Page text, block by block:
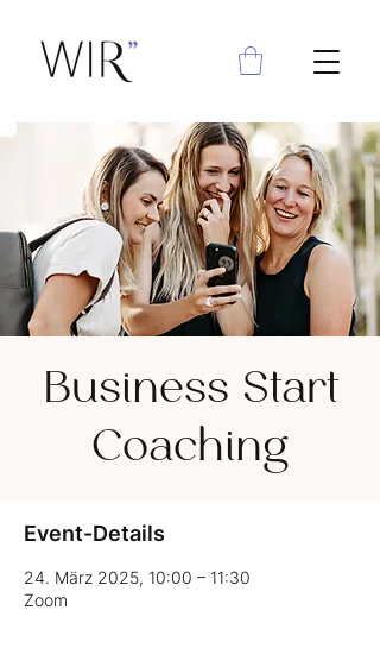
Business Start
Coaching
Event-Details
24. März 2025, 10:00 – 11:30
Zoom